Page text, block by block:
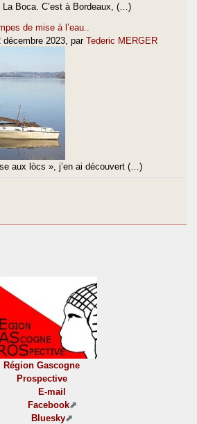
La Boca. C’est à Bordeaux, (…)
de mise à l’eau..
décembre 2023 , par Tederic MERGER
aux lòcs », j’en ai découvert (…)
Région Gascogne
Prospective
E-mail
Facebook
Bluesky